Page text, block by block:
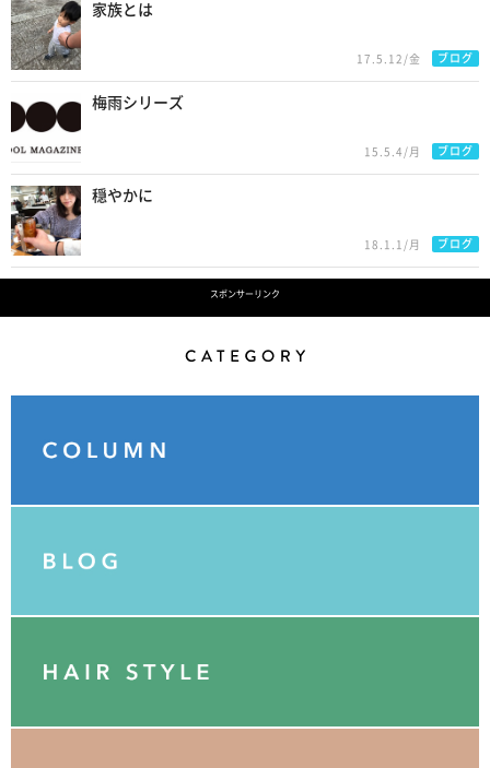
家族とは
17.5.12/金 ブログ
梅雨シリーズ
15.5.4/月 ブログ
穏やかに
18.1.1/月 ブログ
スポンサーリンク